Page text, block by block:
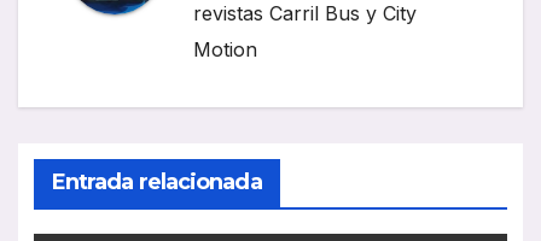
revistas Carril Bus y City
Motion
Entrada relacionada